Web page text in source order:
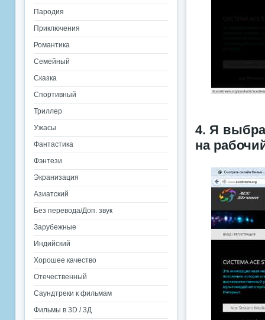
4. Я
на
Пародия
Приключения
Романтика
Семейный
Сказка
Спортивный
Триллер
Ужасы
Фантастика
Фэнтези
Экранизация
Азиатский
Без перевода/Доп. звук
Зарубежные
Индийский
Хорошее качество
Отечественный
Саундтреки к фильмам
Фильмы в 3D / 3Д